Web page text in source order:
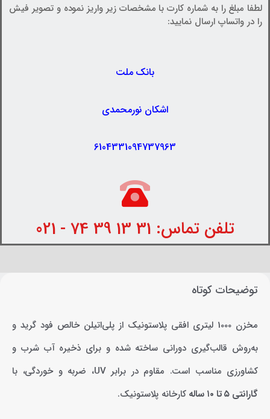
لطفا مبلغ را به شماره کارت با مشخصات زیر واریز نموده و تصویر فیش
را در واتساپ ارسال نمایید:
بانک ملت
اشکان نورمحمدی
6104331094737963
تلفن تماس: 31 13 39 74 - 021
توضیحات کوتاه
مخزن 1000 لیتری افقی پلاستونیک از پلی‌اتیلن خالص فود گرید و
به‌روش قالب‌گیری دورانی ساخته شده و برای ذخیره آب شرب و
کشاورزی مناسب است. مقاوم در برابر UV، ضربه و خوردگی، با
گارانتی ۵ تا ۱۰ ساله کارخانه پلاستونیک.